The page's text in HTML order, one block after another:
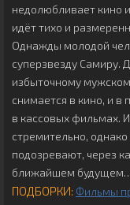
недолюбливает кино
идёт тихо и
Однажды молодой
суперзвезду Самиру.
избыточному
снимается в кино, и в
в кассовых фильмах.
стремительно,
подозревают, через
ближайшем
ПОДБОРКИ: Фильмы